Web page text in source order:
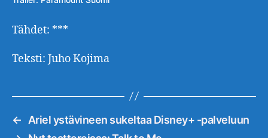
Tähdet: ***
Teksti: Juho Kojima
←
Ariel ystävineen sukeltaa Disney+ -palveluun